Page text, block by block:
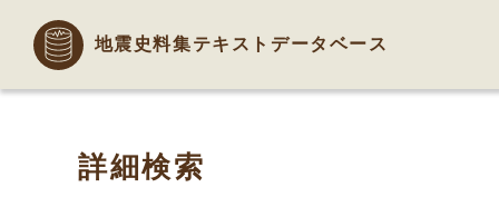
地震史料集テキストデータベース
詳細検索